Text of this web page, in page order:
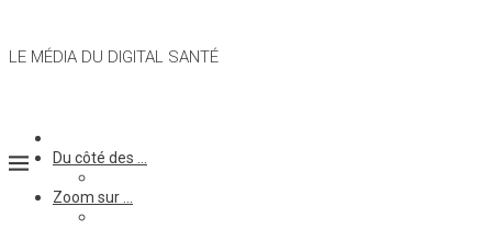
LE MÉDIA DU DIGITAL SANTÉ
Du côté des …
Zoom sur …